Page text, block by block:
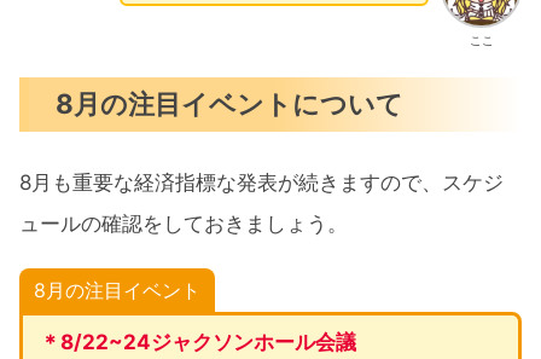
ここ
8月の注目イベントについて
8月も重要な経済指標な発表が続きますので、スケジ
ュールの確認をしておきましょう。
8月の注目イベント
＊8/22~24ジャクソンホール会議